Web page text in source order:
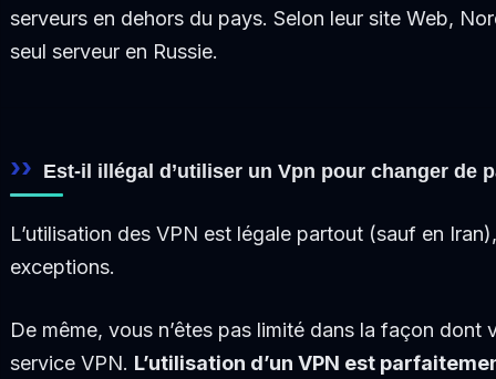
serveurs en dehors du pays. Selon leur site Web,
seul serveur en Russie.
Est-il illégal d’utiliser un Vpn pour changer de
L’utilisation des VPN est légale partout (sauf en
exceptions.
De même, vous n’êtes pas limité dans la façon
service VPN. L’utilisation d’un VPN est